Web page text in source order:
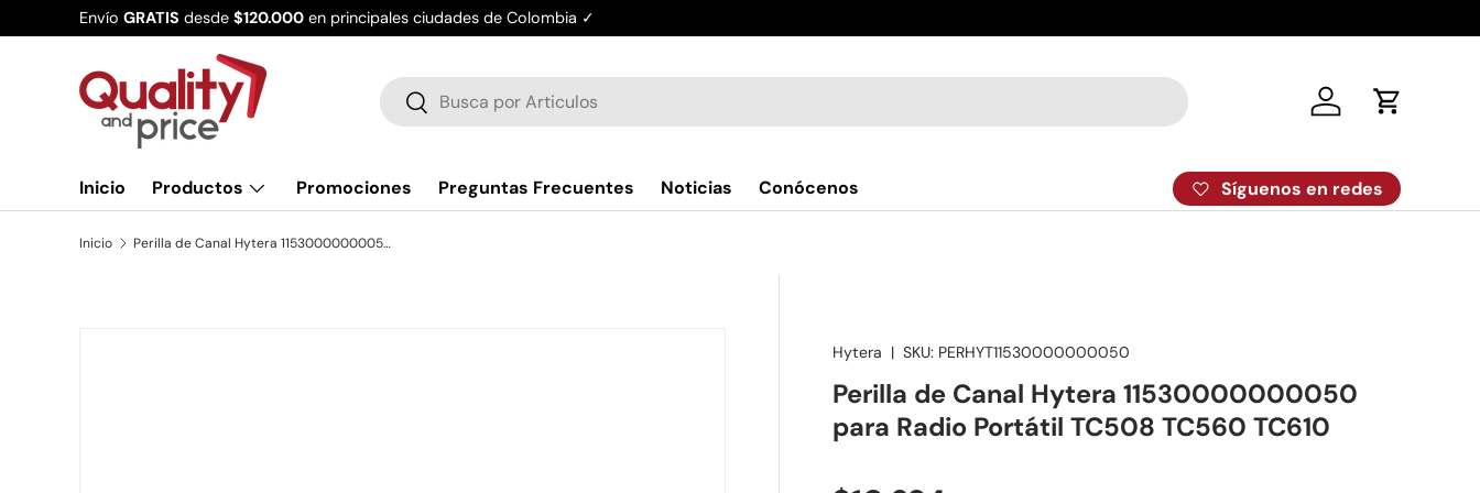
Ir al contenido
Envío GRATIS desde $120.000 en principales ciudades de Colombia ✓
Buscar
Buscar Iniciar sesión
Carrito
Inicio Productos Promociones Preguntas Frecuentes Noticias Conócenos Síguenos en redes
Inicio Perilla de Canal Hytera 11530000000050 para Radio Portátil TC508 TC560 TC610
Hytera | SKU: PERHYT11530000000050
Perilla de Canal Hytera 11530000000050
para Radio Portátil TC508 TC560 TC610